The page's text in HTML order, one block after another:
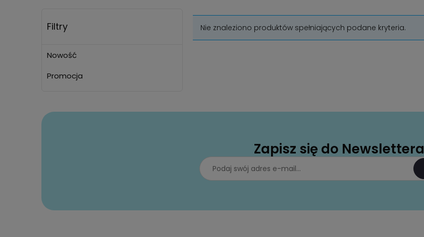
Filtry
Nowość
Promocja
Nie znaleziono produktów spełniających podane kryteria.
Zapisz się do Newslettera